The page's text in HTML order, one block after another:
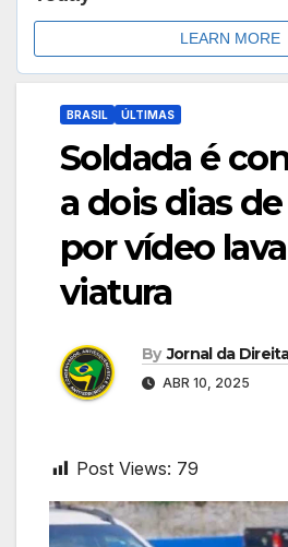
BRASIL ÚLTIMAS
Soldada é
a dois dias
por vídeo
viatura
By Jornal da
ABR 10, 2025
Post Views: 79